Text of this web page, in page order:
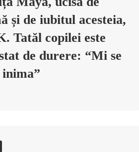
și de iubitul acesteia,
Tatăl copilei este
de durere: “Mi se